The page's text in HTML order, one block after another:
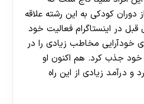
دوران کودکی به این رشته علاقه
در اینستاگرام فعالیت خود
خودآرایی مخاطب زیادی را در
جذب کرد. هم اکنون او
و درآمد زیادی از این راه